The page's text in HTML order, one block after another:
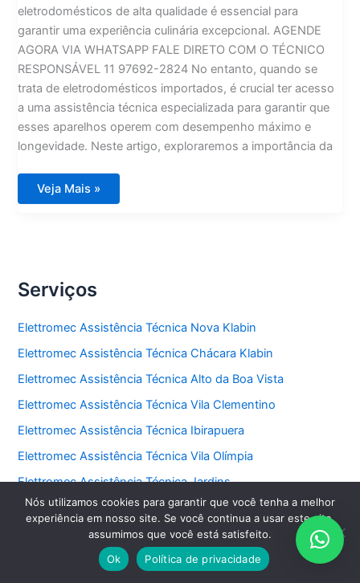
eletrodomésticos de alta qualidade é essencial para
garantir uma experiência culinária excepcional. AGENDE
AGORA VIA WHATSAPP FALE DIRETO COM O TÉCNICO
RESPONSÁVEL 11 97692-2824 No entanto, quando se
trata de eletrodomésticos importados, é crucial ter acesso
a uma assistência técnica especializada para garantir que
esses aparelhos operem com desempenho máximo e
longevidade. Neste artigo, exploraremos a importância da
Assistência
Técnica
Veja Mais »
Serviços
Elettromec Assistência Técnica Nova Klabin
Elettromec Assistência Técnica Chácara Klabin
Elettromec Assistência Técnica Alto da Boa Vista
Elettromec Assistência Técnica Vila Clementino
Elettromec Assistência Técnica Ibirapuera
Elettromec Assistência Técnica Vila Olímpia
Elettromec Assistência Técnica Jardins
Elettromec Assistência Técnica Vila Leopoldina
Elettromec Assistência Técnica Perdizes
Elettromec Assistência Técnica São Domingos
Nós utilizamos cookies para garantir que você tenha a melhor
experiência em nosso site. Se você continua a usar este site,
assumimos que você está satisfeito.
Ok
Política de privacidade